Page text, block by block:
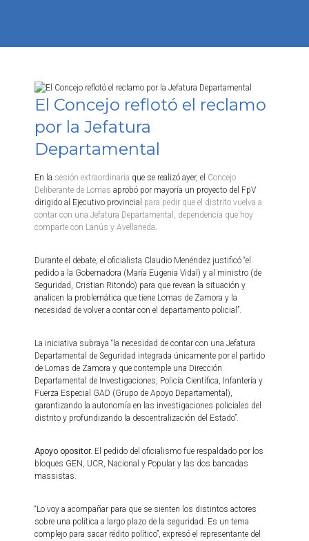
El Concejo reflotó el reclamo
por la Jefatura
Departamental
En la sesión extraordinaria que se realizó ayer, el Concejo
Deliberante de Lomas aprobó por mayoría un proyecto del FpV
dirigido al Ejecutivo provincial para pedir que el distrito vuelva a
contar con una Jefatura Departamental, dependencia que hoy
comparte con Lanús y Avellaneda.
Durante el debate, el oficialista Claudio Menéndez justificó “el
pedido a la Gobernadora (María Eugenia Vidal) y al ministro (de
Seguridad, Cristian Ritondo) para que revean la situación y
analicen la problemática que tiene Lomas de Zamora y la
necesidad de volver a contar con el departamento policial”.
La iniciativa subraya “la necesidad de contar con una Jefatura
Departamental de Seguridad integrada únicamente por el partido
de Lomas de Zamora y que contemple una Dirección
Departamental de Investigaciones, Policía Científica, Infantería y
Fuerza Especial GAD (Grupo de Apoyo Departamental),
garantizando la autonomía en las investigaciones policiales del
distrito y profundizando la descentralización del Estado”.
Apoyo opositor. El pedido del oficialismo fue respaldado por los
bloques GEN, UCR, Nacional y Popular y las dos bancadas
massistas.
“Lo voy a acompañar para que se sienten los distintos actores
sobre una política a largo plazo de la seguridad. Es un tema
complejo para sacar rédito político”, expresó el representante del